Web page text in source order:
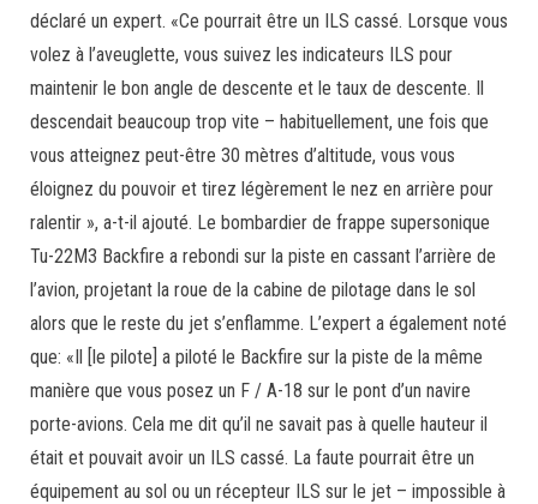
déclaré un expert. «Ce pourrait être un ILS cassé. Lorsque vous
volez à l’aveuglette, vous suivez les indicateurs ILS pour
maintenir le bon angle de descente et le taux de descente. Il
descendait beaucoup trop vite – habituellement, une fois que
vous atteignez peut-être 30 mètres d’altitude, vous vous
éloignez du pouvoir et tirez légèrement le nez en arrière pour
ralentir », a-t-il ajouté. Le bombardier de frappe supersonique
Tu-22M3 Backfire a rebondi sur la piste en cassant l’arrière de
l’avion, projetant la roue de la cabine de pilotage dans le sol
alors que le reste du jet s’enflamme. L’expert a également noté
que: «Il [le pilote] a piloté le Backfire sur la piste de la même
manière que vous posez un F / A-18 sur le pont d’un navire
porte-avions. Cela me dit qu’il ne savait pas à quelle hauteur il
était et pouvait avoir un ILS cassé. La faute pourrait être un
équipement au sol ou un récepteur ILS sur le jet – impossible à